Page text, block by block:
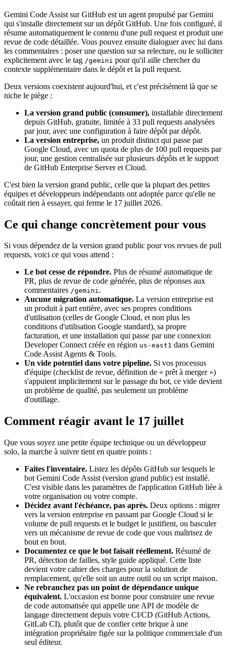
Gemini Code Assist sur GitHub est un agent propulsé par Gemini
qui s'installe directement sur un dépôt GitHub. Une fois configuré, il
résume automatiquement le contenu d'une pull request et produit une
revue de code détaillée. Vous pouvez ensuite dialoguer avec lui dans
les commentaires : poser une question sur sa relecture, ou le solliciter
explicitement avec le tag /gemini pour qu'il aille chercher du
contexte supplémentaire dans le dépôt et la pull request.
Deux versions coexistent aujourd'hui, et c'est précisément là que se
niche le piège :
La version grand public (consumer), installable directement
depuis GitHub, gratuite, limitée à 33 pull requests analysées
par jour, avec une configuration à faire dépôt par dépôt.
La version entreprise, un produit distinct qui passe par
Google Cloud, avec un quota de plus de 100 pull requests par
jour, une gestion centralisée sur plusieurs dépôts et le support
de GitHub Enterprise Server et Cloud.
C'est bien la version grand public, celle que la plupart des petites
équipes et développeurs indépendants ont adoptée parce qu'elle ne
coûtait rien à essayer, qui ferme le 17 juillet 2026.
Ce qui change concrètement pour vous
Si vous dépendez de la version grand public pour vos revues de pull
requests, voici ce qui vous attend :
Le bot cesse de répondre. Plus de résumé automatique de
PR, plus de revue de code générée, plus de réponses aux
commentaires /gemini.
Aucune migration automatique. La version entreprise est
un produit à part entière, avec ses propres conditions
d'utilisation (celles de Google Cloud, et non plus les
conditions d'utilisation Google standard), sa propre
facturation, et une installation qui passe par une connexion
Developer Connect créée en région us-east1 dans Gemini
Code Assist Agents & Tools.
Un vide potentiel dans votre pipeline. Si vos processus
d'équipe (checklist de revue, définition de « prêt à merger »)
s'appuient implicitement sur le passage du bot, ce vide devient
un problème de qualité, pas seulement un problème
d'outillage.
Comment réagir avant le 17 juillet
Que vous soyez une petite équipe technique ou un développeur
solo, la marche à suivre tient en quatre points :
Faites l'inventaire. Listez les dépôts GitHub sur lesquels le
bot Gemini Code Assist (version grand public) est installé.
C'est visible dans les paramètres de l'application GitHub liée à
votre organisation ou votre compte.
Décidez avant l'échéance, pas après. Deux options : migrer
vers la version entreprise en passant par Google Cloud si le
volume de pull requests et le budget le justifient, ou basculer
vers un mécanisme de revue de code que vous maîtrisez de
bout en bout.
Documentez ce que le bot faisait réellement. Résumé de
PR, détection de failles, style guide appliqué. Cette liste
devient votre cahier des charges pour la solution de
remplacement, qu'elle soit un autre outil ou un script maison.
Ne rebranchez pas un point de dépendance unique
équivalent. L'occasion est bonne pour construire une revue
de code automatisée qui appelle une API de modèle de
langage directement depuis votre CI/CD (GitHub Actions,
GitLab CI), plutôt que de confier cette brique à une
intégration propriétaire figée sur la politique commerciale d'un
seul éditeur.